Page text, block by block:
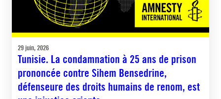
29 juin, 2026
Tunisie. La condamnation à 25 ans de prison
prononcée contre Sihem Bensedrine,
défenseure des droits humains de renom, est